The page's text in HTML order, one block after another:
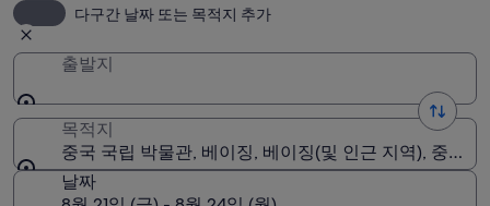
진
다구간 날짜 또는 목적지 추가
출발지
목적지
중국 국립 박물관, 베이징, 베이징(및 인근 지역), 중국
날짜